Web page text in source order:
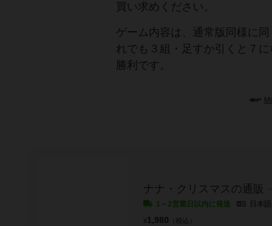
買い求めください。
ゲーム内容は、通常版同様に
れでも３組・足すか引くと７
勝利です。
ナナ・クリスマスの通販
1～2営業日以内に発送
¥1,980 （税込）